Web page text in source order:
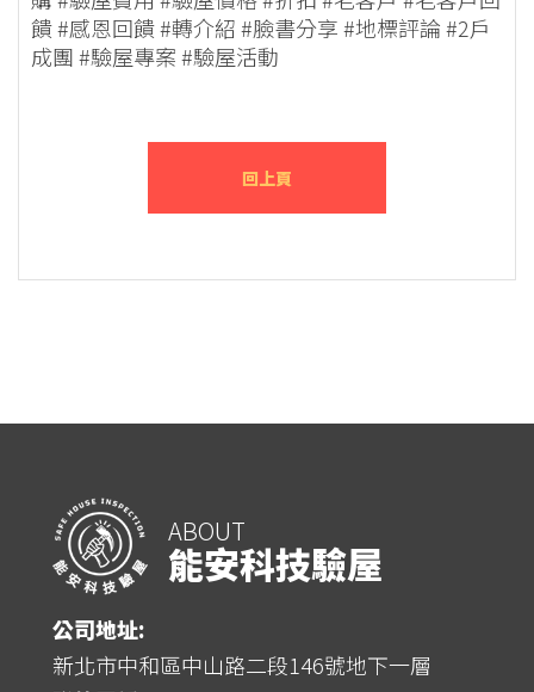
饋 #感恩回饋 #轉介紹 #臉書分享 #地標評論 #2戶
成團 #驗屋專案 #驗屋活動
回上頁
ABOUT
能安科技驗屋
公司地址:
新北市中和區中山路二段146號地下一層